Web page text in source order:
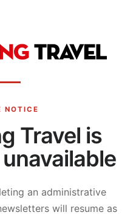
NOTICE
Travel is
an administrative
will resume as